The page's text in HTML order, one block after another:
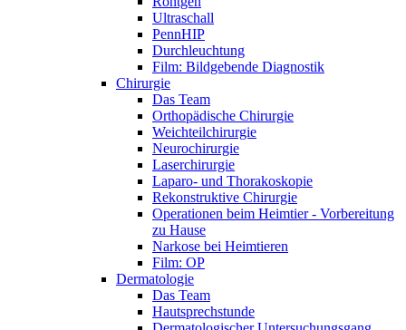
Ultraschall
PennHIP
Durchleuchtung
Film: Bildgebende Diagnostik
Chirurgie
Das Team
Orthopädische Chirurgie
Weichteilchirurgie
Neurochirurgie
Laserchirurgie
Laparo- und Thorakoskopie
Rekonstruktive Chirurgie
Operationen beim Heimtier - Vorbereitung
zu Hause
Narkose bei Heimtieren
Film: OP
Dermatologie
Das Team
Hautsprechstunde